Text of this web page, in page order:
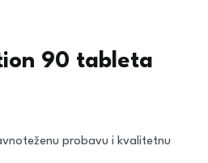
90 tableta
probavu i kvalitetnu